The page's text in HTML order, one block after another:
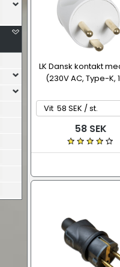
LK Dansk kontakt
(230V AC, Type-K,
58 SEK